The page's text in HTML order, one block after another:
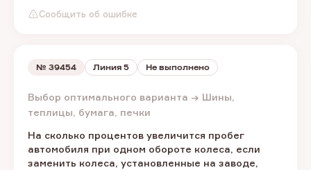
Сообщить об ошибке
№ 39454 Линия 5 Не выполнено
Выбор оптимального варианта → Шины,
теплицы, бумага, печки
На сколько процентов увеличится пробег
автомобиля при одном обороте колеса, если
заменить колеса, установленные на заводе,